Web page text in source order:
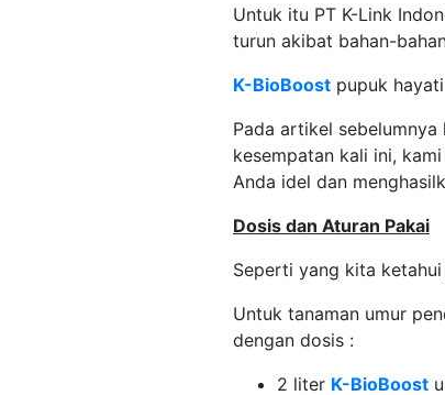
Untuk itu PT K-Link
turun akibat bahan-
K-BioBoost pupuk
Pada artikel
kesempatan kali ini,
Anda idel dan
Dosis dan Aturan Pakai
Seperti yang kita
Untuk tanaman umur
dengan dosis :
2 liter K-BioBoost